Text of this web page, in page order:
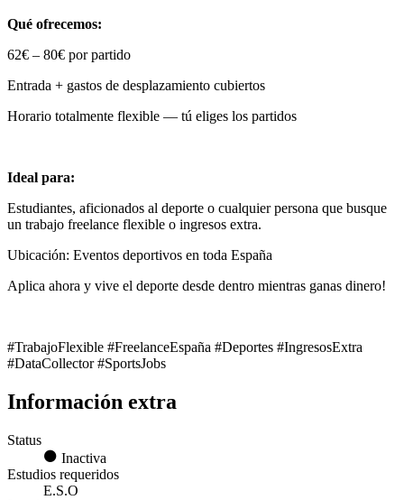
Qué ofrecemos:
62€ – 80€ por partido
Entrada + gastos de desplazamiento cubiertos
Horario totalmente flexible — tú eliges los partidos
Ideal para:
Estudiantes, aficionados al deporte o cualquier persona que busque
un trabajo freelance flexible o ingresos extra.
Ubicación: Eventos deportivos en toda España
Aplica ahora y vive el deporte desde dentro mientras ganas dinero!
#TrabajoFlexible #FreelanceEspaña #Deportes #IngresosExtra
#DataCollector #SportsJobs
Información extra
Status
Inactiva
Estudios requeridos
E.S.O